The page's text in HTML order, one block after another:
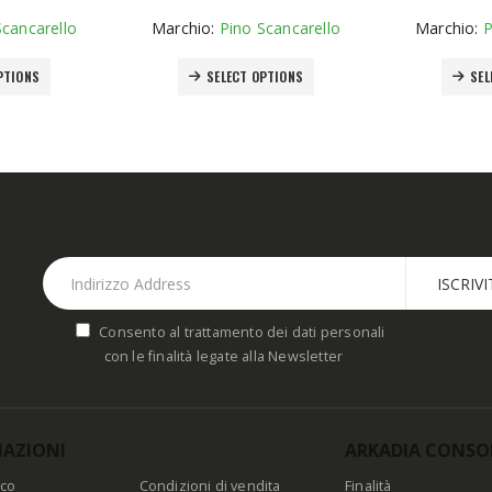
Marchio: Pino Scancarello
SELECT OPTIONS
Marchio:
Consento al trattamento dei dati personali
con le finalità legate alla Newsletter
Condizioni di vendita Finalità